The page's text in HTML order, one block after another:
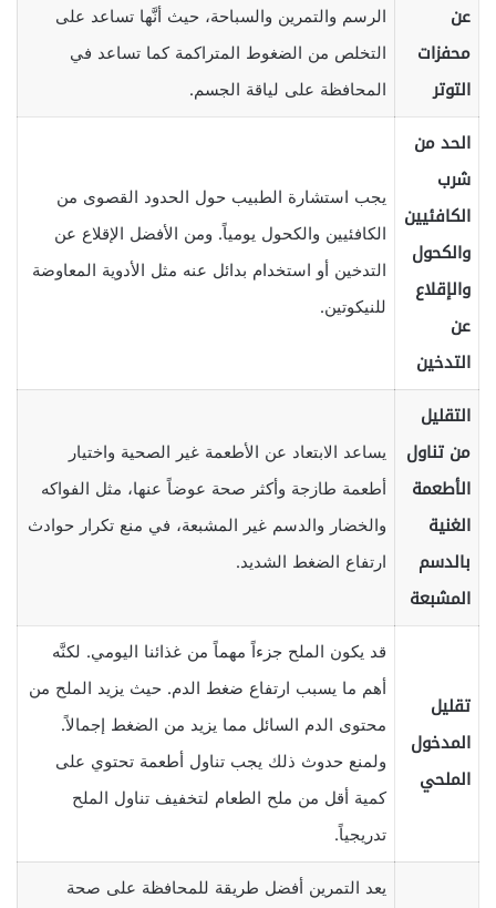
عن
محفزات
التوتر
الرسم والتمرين والسباحة، حيث أنَّها تساعد على
التخلص من الضغوط المتراكمة كما تساعد في
المحافظة على لياقة الجسم.
الحد من
شرب
الكافئيين
والكحول
والإقلاع
عن
التدخين
يجب استشارة الطبيب حول الحدود القصوى من
الكافئيين والكحول يومياً. ومن الأفضل الإقلاع عن
التدخين أو استخدام بدائل عنه مثل الأدوية المعاوضة
للنيكوتين.
التقليل
من تناول
الأطعمة
الغنية
بالدسم
المشبعة
يساعد الابتعاد عن الأطعمة غير الصحية واختيار
أطعمة طازجة وأكثر صحة عوضاً عنها، مثل الفواكه
والخضار والدسم غير المشبعة، في منع تكرار حوادث
ارتفاع الضغط الشديد.
تقليل
المدخول
الملحي
قد يكون الملح جزءاً مهماً من غذائنا اليومي. لكنَّه
أهم ما يسبب ارتفاع ضغط الدم. حيث يزيد الملح من
محتوى الدم السائل مما يزيد من الضغط إجمالاً.
ولمنع حدوث ذلك يجب تناول أطعمة تحتوي على
كمية أقل من ملح الطعام لتخفيف تناول الملح
تدريجياً.
يعد التمرين أفضل طريقة للمحافظة على صحة